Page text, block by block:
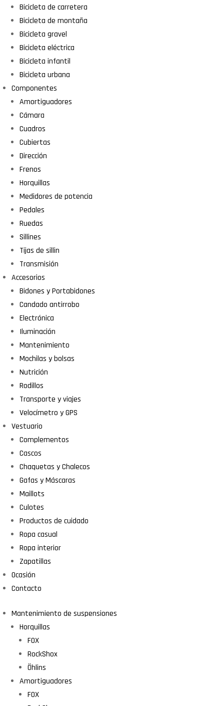
Bicicleta de carretera
Bicicleta de montaña
Bicicleta gravel
Bicicleta eléctrica
Bicicleta infantil
Bicicleta urbana
Componentes
Amortiguadores
Cámara
Cuadros
Cubiertas
Dirección
Frenos
Horquillas
Medidores de potencia
Pedales
Ruedas
Sillines
Tijas de sillin
Transmisión
Accesorios
Bidones y Portabidones
Candado antirrobo
Electrónica
Iluminación
Mantenimiento
Mochilas y bolsas
Nutrición
Rodillos
Transporte y viajes
Velocímetro y GPS
Vestuario
Complementos
Cascos
Chaquetas y Chalecos
Gafas y Máscaras
Maillots
Culotes
Productos de cuidado
Ropa casual
Ropa interior
Zapatillas
Ocasión
Contacto
Mantenimiento de suspensiones
Horquillas
FOX
RockShox
Öhlins
Amortiguadores
FOX